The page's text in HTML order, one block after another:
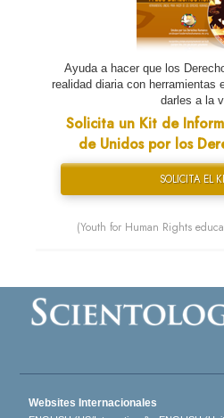
Ayuda a hacer que los
realidad diaria con herramientas
darles a la
Solicita un Kit de
de Unidos por los
SOLICITA EL
(Youth for Human Rights
Websites Internacionales